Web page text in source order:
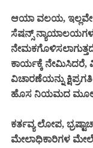
ಆಯಾ ವಲಯ, ಇಲ್ಲವೇ
ಸೆಷನ್ಸ್‌ ನ್ಯಾಯಾಲಯಗಳ
ಕಾರ್ಯಕ್ಕೆ ನೇಮಿಸಿದರೆ,
ವಿಚಾರಣೆಯನ್ನು
ಹೊಸ ನಿಯಮದ ಮೂಲ
ಕರ್ತವ್ಯ ಲೋಪ,
ಮೇಲಾಧಿಕಾರಿಗಳ